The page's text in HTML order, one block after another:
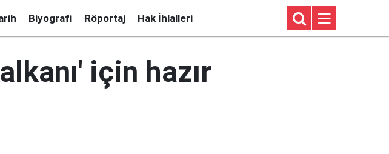
Biyografi Röportaj Hak İhlalleri
için hazır